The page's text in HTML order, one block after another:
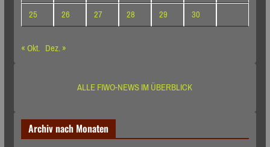
25
26 27 28 29
30
« Okt. Dez. »
ALLE FIWO-NEWS IM ÜBERBLICK
Archiv nach Monaten